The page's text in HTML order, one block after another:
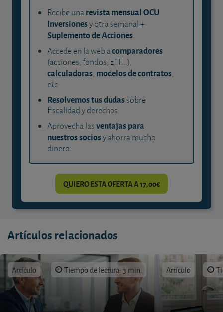
Recibe unarevista mensual OCU
Inversionesy otra semanal +
Suplemento de Acciones.
Accede en la web acomparadores
(acciones, fondos, ETF...),
calculadoras, modelos de contratos,
etc.
Resolvemos tus dudassobre
fiscalidad y derechos.
Aprovecha lasventajas para
nuestros sociosy ahorra mucho
dinero.
QUIERO ESTA OFERTA A 17,00€
Artículos relacionados
Artículo Tiempo de lectura: 3 min. Artículo